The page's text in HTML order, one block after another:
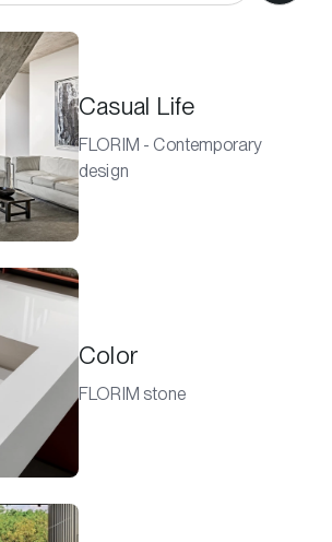
Casual Life
FLORIM - Contemporary
design
Color
FLORIM stone